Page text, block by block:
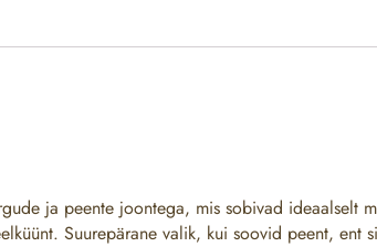
ja peente joontega, mis sobivad ideaalselt
Suurepärane valik, kui soovid peent, ent